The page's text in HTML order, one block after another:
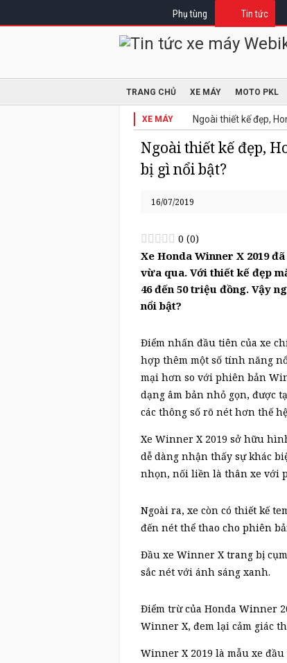
Phụ tùng Tin tức
TRANG CHỦ XE MÁY MOTO PKL
XE MÁY Ngoài thiết kế đẹp,
Ngoài thiết kế đẹp,
bị gì nổi bật?
16/07/2019
0 (0)
Xe Honda Winner X 2019
vừa qua. Với thiết kế đẹp
46 đến 50 triệu đồng. Vậy
nổi bật?
Điểm nhấn đầu tiên của xe
hợp thêm một số tính năng
mại hơn so với phiên bản
dạng âm bản nhỏ gọn, được
các thông số rõ nét hơn thế
Xe Winner X 2019 sở hữu
dễ dàng nhận thấy sự khác
nhọn, nối liền là thân xe với
Ngoài ra, xe còn có thiết kế
đến nét thể thao cho phiên
Đầu xe Winner X trang bị
sắc nét với ánh sáng xanh.
Điểm trừ của Honda Winner
Winner X, đem lại cảm giác
Winner X 2019 là mẫu xe